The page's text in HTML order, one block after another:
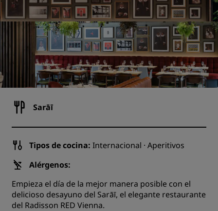
Sarāī
Tipos de cocina: Internacional · Aperitivos
Alérgenos:
Empieza el día de la mejor manera posible con el
delicioso desayuno del Sarāī, el elegante restaurante
del Radisson RED Vienna.